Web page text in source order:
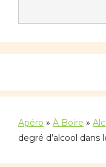
Apéro » À Boire »
degré d’alcool dans